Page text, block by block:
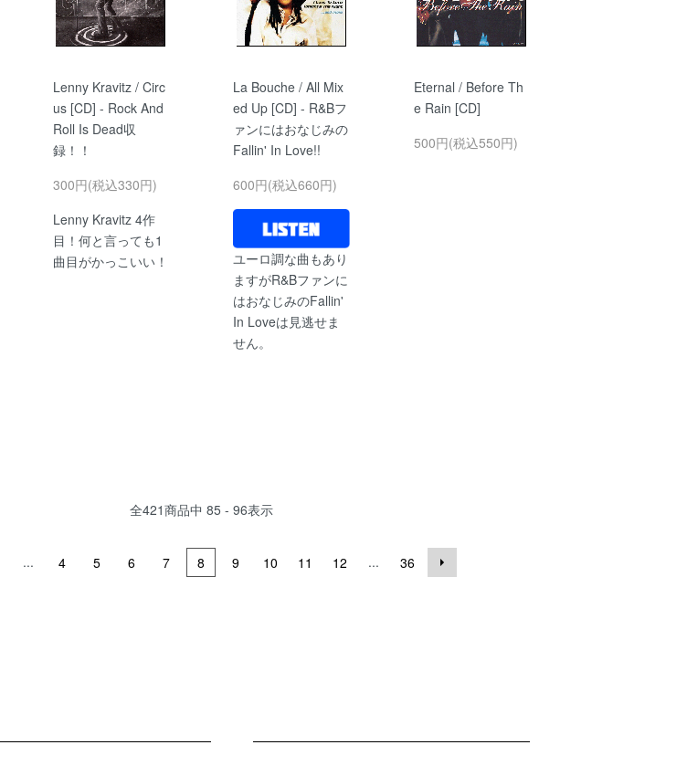
Lenny Kravitz / Circ
us [CD] - Rock And
Roll Is Dead収
録！！
300円(税込330円)
Lenny Kravitz 4作
目！何と言っても1
曲目がかっこいい！
La Bouche / All Mix
ed Up [CD] - R&Bフ
ァンにはおなじみの
Fallin' In Love!!
600円(税込660円)
ユーロ調な曲もあり
ますがR&Bファンに
はおなじみのFallin'
In Loveは見逃せま
せん。
Eternal / Before Th
e Rain [CD]
500円(税込550円)
全421商品中 85 - 96表示
... 4 5 6 7 8 9 10 11 12 ... 36